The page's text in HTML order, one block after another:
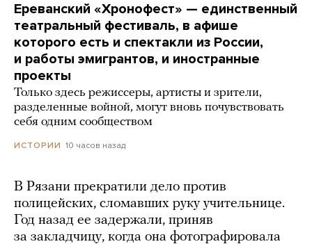
Ереванский «Хронофест» — единственный
театральный фестиваль, в афише
которого есть и спектакли из России,
и работы эмигрантов, и иностранные
проекты
Только здесь режиссеры, артисты и зрители,
разделенные войной, могут вновь почувствовать
себя одним сообществом
ИСТОРИИ 10 часов назад
В Рязани прекратили дело против
полицейских, сломавших руку учительнице.
Год назад ее задержали, приняв
за закладчицу, когда она фотографировала